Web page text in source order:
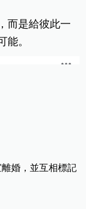
而是給彼此一
能。
婚，並互相標記